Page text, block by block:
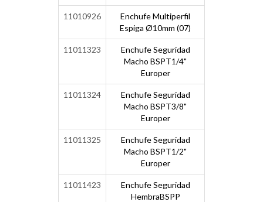
11010926
Enchufe Multiperfil
Espiga Ø10mm (07)
11011323
Enchufe Seguridad
Macho BSPT1/4"
Europer
11011324
Enchufe Seguridad
Macho BSPT3/8"
Europer
11011325
Enchufe Seguridad
Macho BSPT1/2"
Europer
11011423
Enchufe Seguridad
HembraBSPP